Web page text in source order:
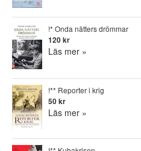
!* Onda nätters drömmar
120 kr
Läs mer »
!** Reporter i krig
50 kr
Läs mer »